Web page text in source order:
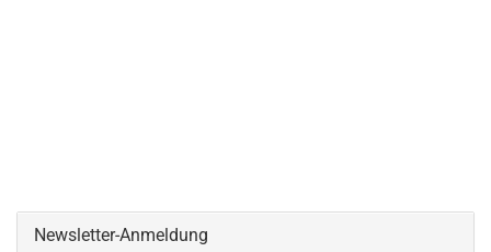
Newsletter-Anmeldung